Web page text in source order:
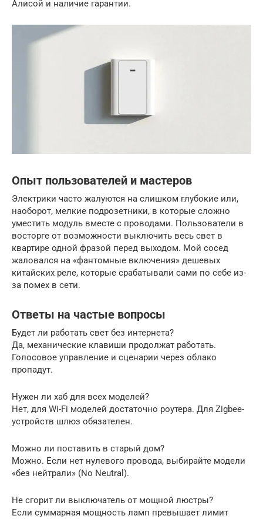
Алисой и наличие гарантии.
Опыт пользователей и мастеров
Электрики часто жалуются на слишком глубокие или,
наоборот, мелкие подрозетники, в которые сложно
уместить модуль вместе с проводами. Пользователи в
восторге от возможности выключить весь свет в
квартире одной фразой перед выходом. Мой сосед
жаловался на «фантомные включения» дешевых
китайских реле, которые срабатывали сами по себе из-
за помех в сети.
Ответы на частые вопросы
Будет ли работать свет без интернета?
Да, механические клавиши продолжат работать.
Голосовое управление и сценарии через облако
пропадут.
Нужен ли хаб для всех моделей?
Нет, для Wi-Fi моделей достаточно роутера. Для Zigbee-
устройств шлюз обязателен.
Можно ли поставить в старый дом?
Можно. Если нет нулевого провода, выбирайте модели
«без нейтрали» (No Neutral).
Не сгорит ли выключатель от мощной люстры?
Если суммарная мощность ламп превышает лимит